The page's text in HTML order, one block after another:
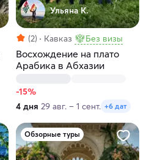
Ульяна К.
(2) Кавказ Без визы
Восхождение на плато
Арабика в Абхазии
-15%
4 дня 29 авг. – 1 сент. +6 дат
Обзорные туры